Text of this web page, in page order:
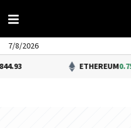
7/8/2026
ETHEREUM 0.75%